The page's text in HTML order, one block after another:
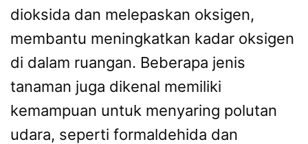
dioksida dan melepaskan oksigen,
membantu meningkatkan kadar oksigen
di dalam ruangan. Beberapa jenis
tanaman juga dikenal memiliki
kemampuan untuk menyaring polutan
udara, seperti formaldehida dan